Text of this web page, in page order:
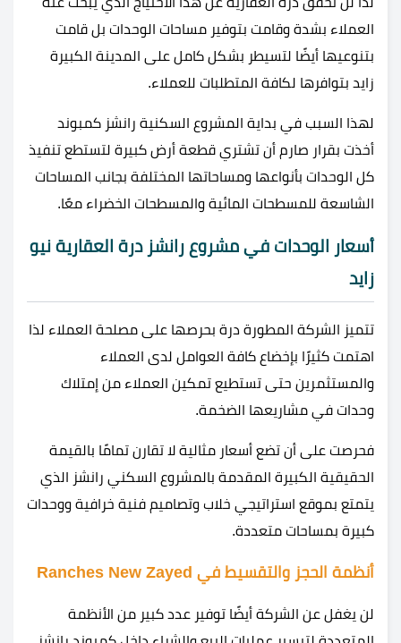
العملاء بشدة وقامت بتوفير مساحات الوحدات بل قامت
بتنوعيها أيضًا لتسيطر بشكل كامل على المدينة الكبيرة
زايد بتوافرها لكافة المتطلبات للعملاء.
لهذا السبب في بداية المشروع السكنية رانشز كمبوند
أخذت بقرار صارم أن تشتري قطعة أرض كبيرة لتستطع تنفيذ
كل الوحدات بأنواعها ومساحاتها المختلفة بجانب المساحات
الشاسعة للمسطحات المائية والمسطحات الخضراء معًا.
أسعار الوحدات في مشروع رانشز درة العقارية نيو
زايد
تتميز الشركة المطورة درة بحرصها على مصلحة العملاء لذا
اهتمت كثيرًا بإخضاع كافة العوامل لدى العملاء
والمستثمرين حتى تستطيع تمكين العملاء من إمتلاك
وحدات في مشاريعها الضخمة.
فحرصت على أن تضع أسعار مثالية لا تقارن تمامًا بالقيمة
الحقيقية الكبيرة المقدمة بالمشروع السكني رانشز الذي
يتمتع بموقع استراتيجي خلاب وتصاميم فنية خرافية ووحدات
كبيرة بمساحات متعددة.
أنظمة الحجز والتقسيط في Ranches New Zayed
لن يغفل عن الشركة أيضًا توفير عدد كبير من الأنظمة